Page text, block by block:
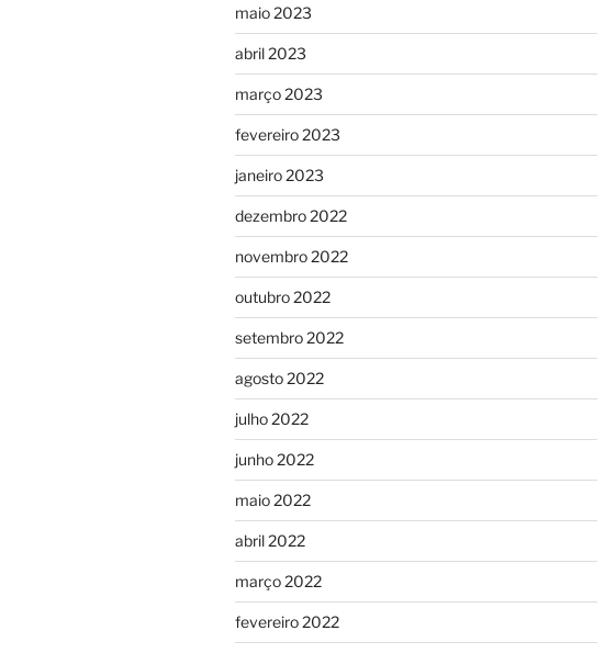
maio 2023
abril 2023
março 2023
fevereiro 2023
janeiro 2023
dezembro 2022
novembro 2022
outubro 2022
setembro 2022
agosto 2022
julho 2022
junho 2022
maio 2022
abril 2022
março 2022
fevereiro 2022